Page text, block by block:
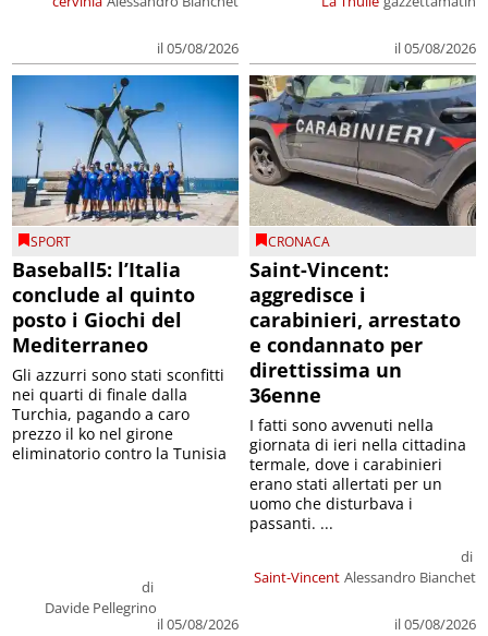
il 05/08/2026 il 05/08/2026
SPORT
Baseball5: l’Italia
conclude al quinto
posto i Giochi del
Mediterraneo
di
Davide Pellegrino
il 05/08/2026
Gli azzurri sono stati sconfitti
nei quarti di finale dalla
Turchia, pagando a caro
prezzo il ko nel girone
eliminatorio contro la Tunisia
CRONACA
Saint-Vincent:
aggredisce i
carabinieri, arrestato
e condannato per
direttissima un
36enne
Saint-Vincent
di
Alessandro Bianchet
il 05/08/2026
I fatti sono avvenuti nella
giornata di ieri nella cittadina
termale, dove i carabinieri
erano stati allertati per un
uomo che disturbava i
passanti. ...